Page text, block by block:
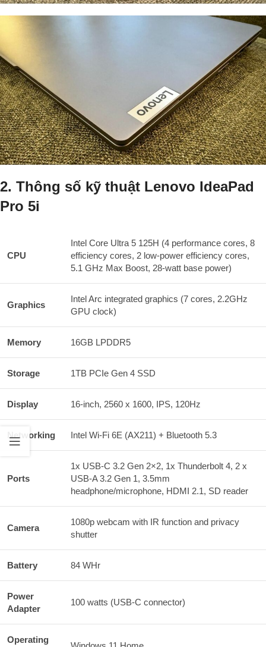
2. Thông số kỹ thuật Lenovo IdeaPad
Pro 5i
CPU
Intel Core Ultra 5 125H (4 performance cores, 8
efficiency cores, 2 low-power efficiency cores,
5.1 GHz Max Boost, 28-watt base power)
Graphics
Intel Arc integrated graphics (7 cores, 2.2GHz
GPU clock)
Memory 16GB LPDDR5
Storage 1TB PCIe Gen 4 SSD
Display 16-inch, 2560 x 1600, IPS, 120Hz
Networking Intel Wi-Fi 6E (AX211) + Bluetooth 5.3
Ports
1x USB-C 3.2 Gen 2×2, 1x Thunderbolt 4, 2 x
USB-A 3.2 Gen 1, 3.5mm
headphone/microphone, HDMI 2.1, SD reader
Camera
1080p webcam with IR function and privacy
shutter
Battery 84 WHr
Power
Adapter
100 watts (USB-C connector)
Operating